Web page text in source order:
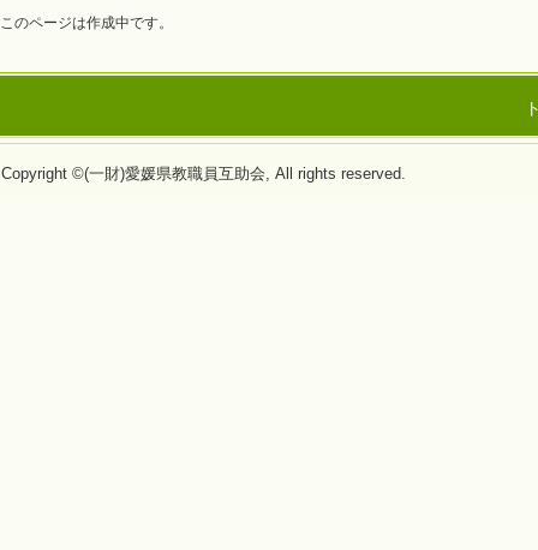
このページは作成中です。
Copyright ©(一財)愛媛県教職員互助会, All rights reserved.